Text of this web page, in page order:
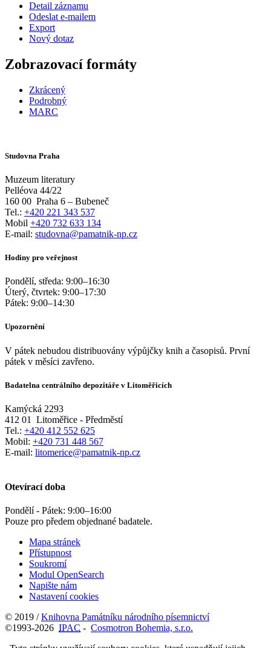
Detail záznamu
Odeslat e-mailem
Export
Nový dotaz
Zobrazovací formáty
Zkrácený
Podrobný
MARC
Studovna Praha
Muzeum literatury
Pelléova 44/22
160 00 Praha 6 – Bubeneč
Tel.: +420 221 343 537
Mobil +420 732 633 134
E-mail: studovna@pamatnik-np.cz
Hodiny pro veřejnost
Pondělí, středa: 9:00–16:30
Úterý, čtvrtek: 9:00–17:30
Pátek: 9:00–14:30
Upozornění
V pátek nebudou distribuovány výpůjčky knih a časopisů. První
pátek v měsíci zavřeno.
Badatelna centrálního depozitáře v Litoměřicích
Kamýcká 2293
412 01
Litoměřice - Předměstí
Tel.: +420 412 552 625
Mobil: +420 731 448 567
E-mail: litomerice@pamatnik-np.cz
Otevírací doba
Pondělí - Pátek: 9:00–16:00
Pouze pro předem objednané badatele.
Mapa stránek
Přístupnost
Soukromí
Modul OpenSearch
Napište nám
Nastavení cookies
© 2019 /Knihovna Památníku národního písemnictví
©1993-2026 IPAC - Cosmotron Bohemia, s.r.o.